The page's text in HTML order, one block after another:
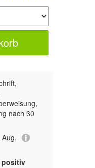
nach 30
positiv